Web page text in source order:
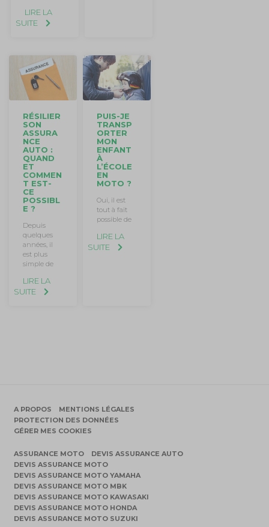
LIRE LA
SUITE
RÉSILIER
SON
ASSURA
NCE
AUTO :
QUAND
ET
COMMEN
T EST-
CE
POSSIBL
E ?
Depuis
quelques
années, il
est plus
simple de
LIRE LA
SUITE
PUIS-JE
TRANSP
ORTER
MON
ENFANT
À
L’ÉCOLE
EN
MOTO ?
Oui, il est
tout à fait
possible de
LIRE LA
SUITE
A PROPOS
MENTIONS LÉGALES
PROTECTION DES DONNÉES
GÉRER MES COOKIES
ASSURANCE MOTO
DEVIS ASSURANCE AUTO
DEVIS ASSURANCE MOTO
DEVIS ASSURANCE MOTO YAMAHA
DEVIS ASSURANCE MOTO MBK
DEVIS ASSURANCE MOTO KAWASAKI
DEVIS ASSURANCE MOTO HONDA
DEVIS ASSURANCE MOTO SUZUKI